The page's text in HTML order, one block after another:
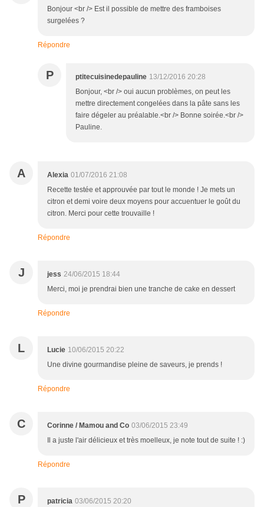
Bonjour <br /> Est il possible de mettre des framboises
surgelées ?
Répondre
P ptitecuisinedepauline 13/12/2016 20:28
Bonjour, <br /> oui aucun problèmes, on peut les
mettre directement congelées dans la pâte sans les
faire dégeler au préalable.<br /> Bonne soirée.<br />
Pauline.
A Alexia 01/07/2016 21:08
Recette testée et approuvée par tout le monde ! Je mets un
citron et demi voire deux moyens pour accuentuer le goût du
citron. Merci pour cette trouvaille !
Répondre
J jess 24/06/2015 18:44
Merci, moi je prendrai bien une tranche de cake en dessert
Répondre
L Lucie 10/06/2015 20:22
Une divine gourmandise pleine de saveurs, je prends !
Répondre
C Corinne / Mamou and Co 03/06/2015 23:49
Il a juste l'air délicieux et très moelleux, je note tout de suite ! :)
Répondre
P patricia 03/06/2015 20:20